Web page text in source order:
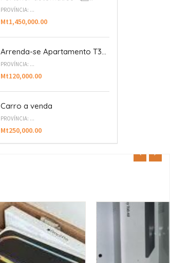
PROVÍNCIA: ...
Mt1,450,000.00
Arrenda-se Apartamento T3...
PROVÍNCIA: ...
Mt120,000.00
Carro a venda
PROVÍNCIA: ...
Mt250,000.00